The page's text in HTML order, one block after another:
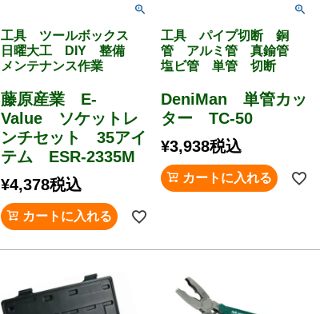
工具 ツールボックス
日曜大工 DIY 整備
メンテナンス作業
藤原産業 E-
Value ソケットレ
ンチセット 35アイ
テム ESR-2335M
¥4,378税込
カートに入れる
工具 パイプ切断 銅
管 アルミ管 真鍮管
塩ビ管 単管 切断
DeniMan 単管カッ
ター TC-50
¥3,938税込
カートに入れる